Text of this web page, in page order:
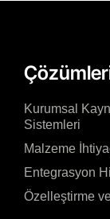
Kurumsal
Sistemleri
Malzeme
Entegrasyon
Özelleştirme